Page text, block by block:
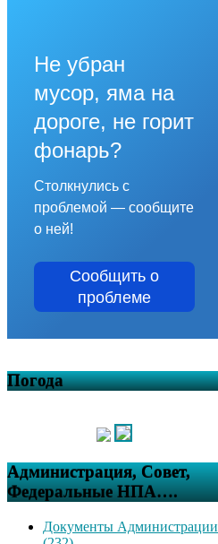
Не убран
мусор, яма на
дороге, не горит
фонарь?
Столкнулись с
проблемой — сообщите
о ней!
Сообщить о
проблеме
Погода
Администрация, Совет,
Федеральные НПА….
Документы Администрации